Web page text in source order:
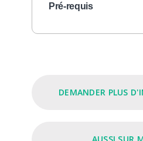
Pré-requis
DEMANDER PLUS